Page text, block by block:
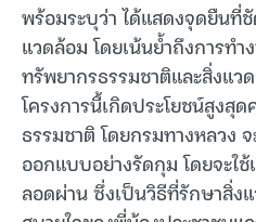
พร้อมระบุว่า ได้แสดงจุดยืนที่
แวดล้อม โดยเน้นย้ำถึงการทำ
ทรัพยากรธรรมชาติและสิ่งแว
โครงการนี้เกิดประโยชน์สูงสุ
ธรรมชาติ โดยกรมทางหลวง
ออกแบบอย่างรัดกุม โดยจะใช้
ลอดผ่าน ซึ่งเป็นวิธีที่รักษาสิ่ง